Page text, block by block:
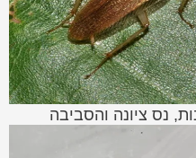
נס ציונה והסביבה